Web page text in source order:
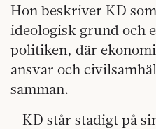
Hon beskriver KD
ideologisk grund och
politiken, där
ansvar och
samman.
– KD står stadigt på